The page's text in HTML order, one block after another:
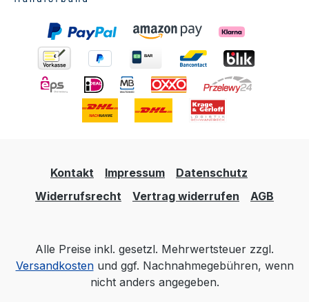
Kontakt Impressum
Datenschutz
Widerrufsrecht
Vertrag widerrufen AGB
Alle Preise inkl. gesetzl. Mehrwertsteuer zzgl.
Versandkostenund ggf. Nachnahmegebühren, wenn
nicht anders angegeben.